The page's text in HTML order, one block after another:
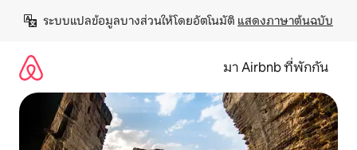
เนื้อหา
ระบบแปลข้อมูลบางส่วนให้โดยอัตโนมัติ แสดงภาษาต้นฉบับ
มา Airbnb ที่พักกัน